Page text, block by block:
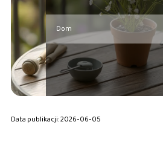
Dom
Data publikacji: 2026-06-05